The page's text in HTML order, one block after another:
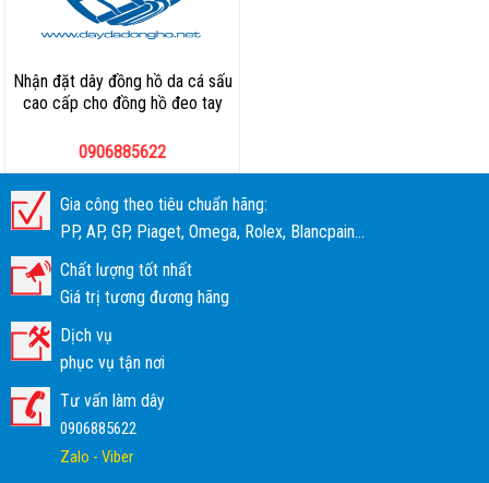
Nhận đặt dây đồng hồ da cá sấu
cao cấp cho đồng hồ đeo tay
0906885622
Gia công theo tiêu chuẩn hãng:
PP, AP, GP, Piaget, Omega, Rolex, Blancpain...
Chất lượng tốt nhất
Giá trị tương đương hãng
Dịch vụ
phục vụ tận nơi
Tư vấn làm dây
0906885622
Zalo - Viber